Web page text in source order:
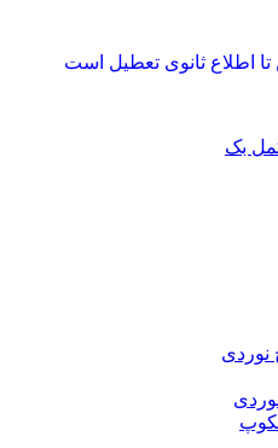
اطلاع ثانوی تعطیل است
بک
نوردی